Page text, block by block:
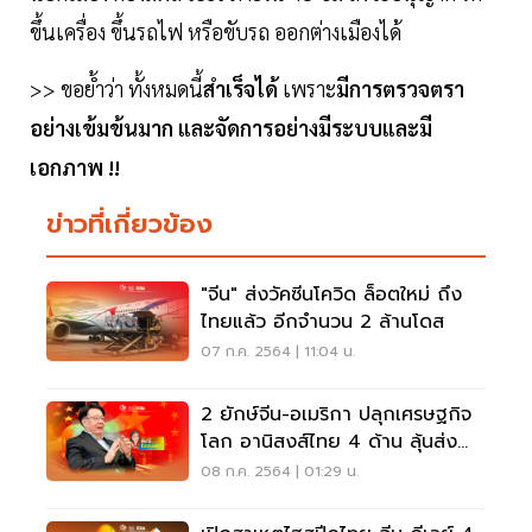
ขึ้นเครื่อง ขึ้นรถไฟ หรือขับรถ ออกต่างเมืองได้
>> ขอย้ำว่า ทั้งหมดนี้สำเร็จได้เพราะมีการตรวจตรา
อย่างเข้มข้นมาก และจัดการอย่างมีระบบและมี
เอกภาพ !!
ข่าวที่เกี่ยวข้อง
"จีน" ส่งวัคซีนโควิด ล็อตใหม่ ถึง
ไทยแล้ว อีกจำนวน 2 ล้านโดส
07 ก.ค. 2564 | 11:04 น.
2 ยักษ์จีน-อเมริกา ปลุกเศรษฐกิจ
โลก อานิสงส์ไทย 4 ด้าน ลุ้นส่ง
ออกโต 10%
08 ก.ค. 2564 | 01:29 น.